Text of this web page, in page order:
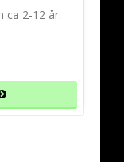
ca 2-12 år.